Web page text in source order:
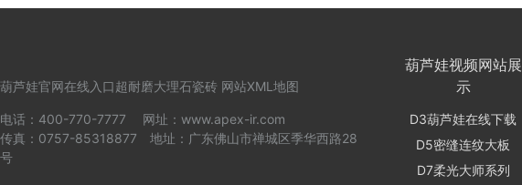
葫芦娃官网在线入口超耐磨大理石瓷砖 网站XML地图
电话：400-770-7777 网址：www.apex-ir.com
传真：0757-85318877 地址：广东佛山市禅城区季华西路28
号
葫芦娃视频网站展
示
D3葫芦娃在线下载
D5密缝连纹大板
D7柔光大师系列